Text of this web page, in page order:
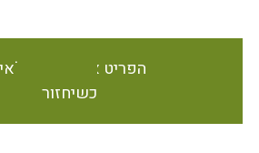
הפריט אינו זמין
כשיחזור